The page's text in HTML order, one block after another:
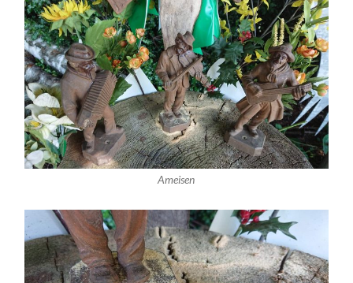
Ameisen